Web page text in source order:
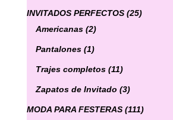
INVITADOS PERFECTOS (25)
Americanas (2)
Pantalones (1)
Trajes completos (11)
Zapatos de Invitado (3)
MODA PARA FESTERAS (111)